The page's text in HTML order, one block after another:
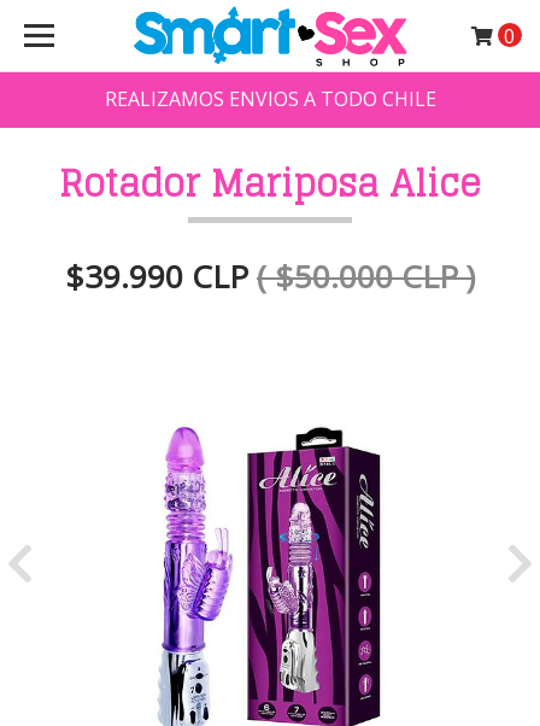
REALIZAMOS ENVIOS A TODO CHILE
0
Rotador Mariposa Alice
$39.990 CLP( $50.000 CLP )
Previous